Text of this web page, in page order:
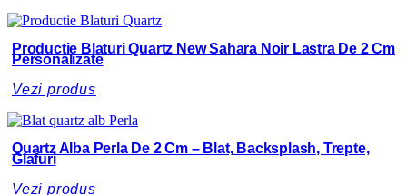
Productie Blaturi Quartz New Sahara Noir Lastra De 2 Cm
Personalizate
Vezi produs
Quartz Alba Perla De 2 Cm – Blat, Backsplash, Trepte,
Glafuri
Vezi produs